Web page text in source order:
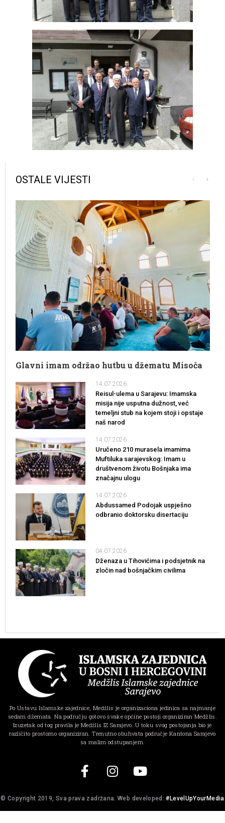
OSTALE VIJESTI
Glavni imam održao hutbu u džematu Misoča
14.07.2026
Reisul-ulema u Sarajevu: Imamska
misija nije usputna dužnost, već
temeljni stub na kojem stoji i opstaje
naš narod
14.07.2026
Uručeno 210 murasela imamima
Muftiluka sarajevskog: Imam u
društvenom životu Bošnjaka ima
značajnu ulogu
14.07.2026
Abdussamed Podojak uspješno
odbranio doktorsku disertaciju
04.07.2026
Dženaza u Tihovićima i podsjetnik na
zločin nad bošnjačkim civilima
Po Ustavu Islamske zajednice, Medžlis je organizaciona jedinica sa najmanje
sedam džemata. Na području gotovo svake općine postoji organiziran Medžlis.
Izuzetak od tog pravila je Medžlis IZ Sarajevo. U toku svog postojanja bio je
različito prostorno organiziran. Trenutno obuhvata područje Kantona Sarajevo
sa malim odstupanjem.
© Copyright 2019, Sva prava zadržana. Web developed:#LevelUpYourMedia